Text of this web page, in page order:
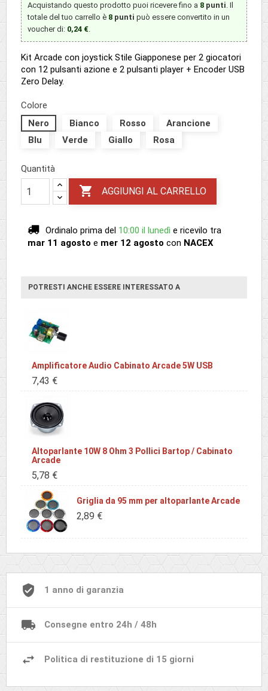
Acquistando questo prodotto puoi ricevere fino a 8 punti. Il
totale del tuo carrello è 8 punti può essere convertito in un
voucher di: 0,24 €.
Kit Arcade con joystick Stile Giapponese per 2 giocatori
con 12 pulsanti azione e 2 pulsanti player + Encoder USB
Zero Delay.
Colore
Nero
Bianco Rosso
Arancione
Blu
Verde Giallo Rosa
Quantità
 AGGIUNGI AL CARRELLO
Ordinalo prima del 10:00 il lunedì e ricevilo tra
mar 11 agosto e mer 12 agosto con NACEX
POTRESTI ANCHE ESSERE INTERESSATO A
Amplificatore Audio Cabinato Arcade 5W USB
7,43 €
Altoparlante 10W 8 Ohm 3 Pollici Bartop / Cabinato
Arcade
5,78 €
Griglia da 95 mm per altoparlante Arcade
2,89 €
1 anno di garanzia
Consegne entro 24h / 48h
Politica di restituzione di 15 giorni